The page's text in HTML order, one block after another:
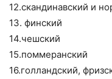
12.скандинавский и
13. финский
14.чешский
15.поммеранский
16.голландский,